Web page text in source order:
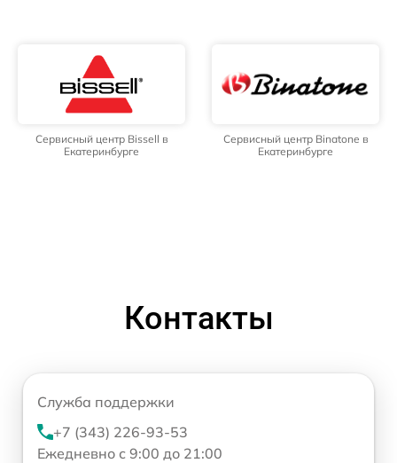
Сервисный центр Bissell в
Екатеринбурге
Сервисный центр Binatone в
Екатеринбурге
Контакты
Служба поддержки
+7 (343) 226-93-53
Ежедневно с 9:00 до 21:00